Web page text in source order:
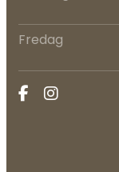
Fredag